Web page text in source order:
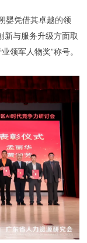
婴凭借其卓越的领
新与服务升级方面取
领军人物奖”称号。